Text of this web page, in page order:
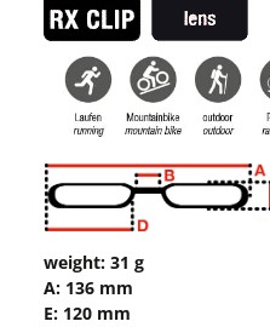
weight: 31 g
A: 136 mm
E: 120 mm